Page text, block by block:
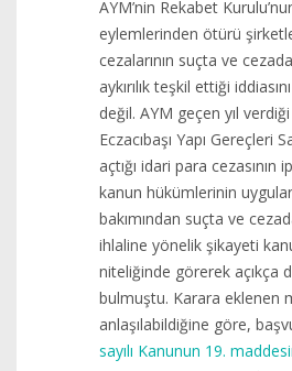
AYM’nin Rekabet
eylemlerinden ötürü
cezalarının suçta ve
aykırılık teşkil ettiği
değil. AYM geçen yıl
Eczacıbaşı Yapı Gereçleri
açtığı idari para cezasının
kanun hükümlerinin
bakımından suçta ve
ihlaline yönelik şikayeti
niteliğinde görerek açıkça
bulmuştu. Karara eklenen
anlaşılabildiğine göre,
sayılı Kanunun 19.